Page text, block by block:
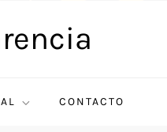
CONTACTO